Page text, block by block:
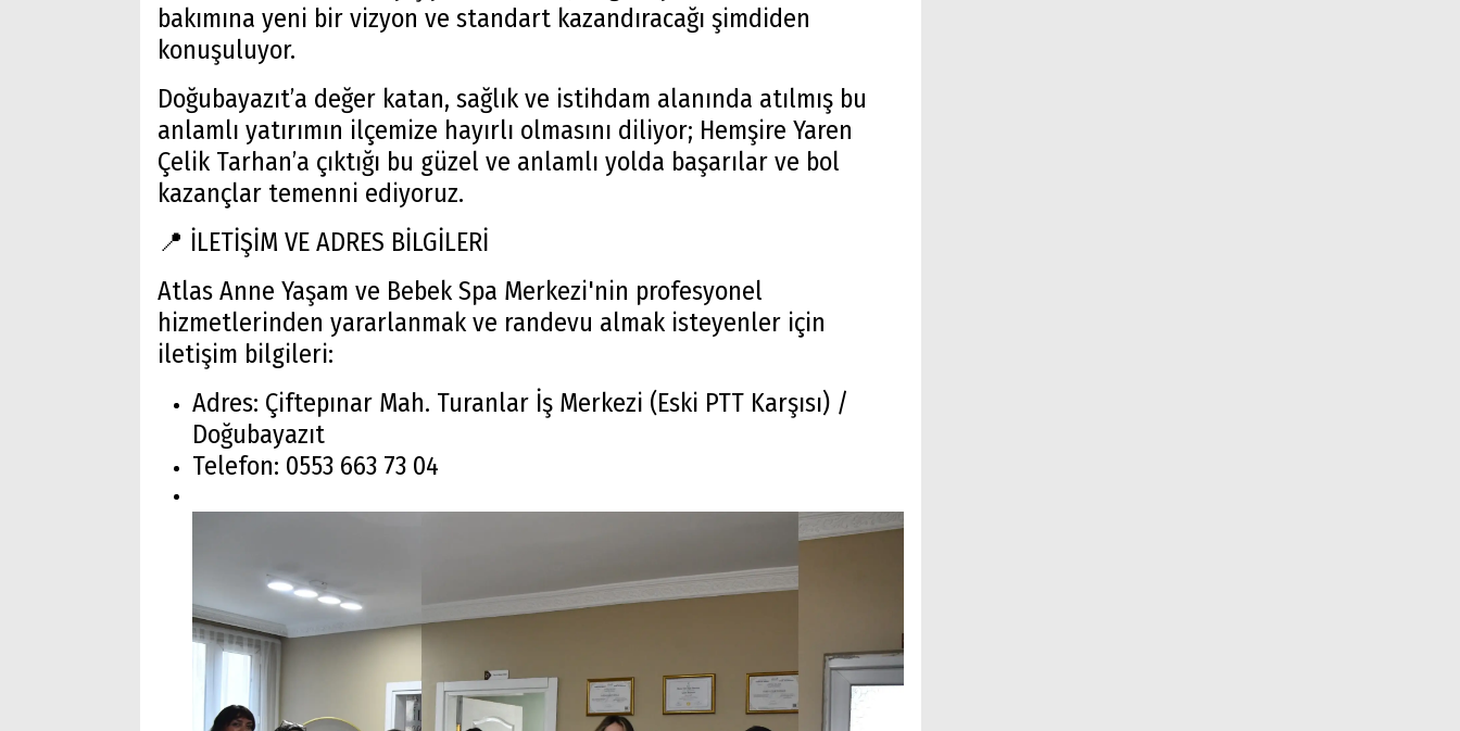
bakımına yeni bir vizyon ve standart kazandıracağı şimdiden
konuşuluyor.
Doğubayazıt’a değer katan, sağlık ve istihdam alanında atılmış bu
anlamlı yatırımın ilçemize hayırlı olmasını diliyor; Hemşire Yaren
Çelik Tarhan’a çıktığı bu güzel ve anlamlı yolda başarılar ve bol
kazançlar temenni ediyoruz.
📍 İLETİŞİM VE ADRES BİLGİLERİ
Atlas Anne Yaşam ve Bebek Spa Merkezi'nin profesyonel
hizmetlerinden yararlanmak ve randevu almak isteyenler için
iletişim bilgileri:
Adres: Çiftepınar Mah. Turanlar İş Merkezi (Eski PTT Karşısı) /
Doğubayazıt
Telefon: 0553 663 73 04